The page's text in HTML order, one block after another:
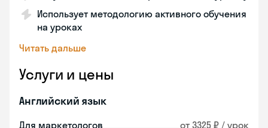
Использует методологию активного обучения
на уроках
Читать дальше
Услуги и цены
Английский язык
Для маркетологов от 3325 ₽ / урок